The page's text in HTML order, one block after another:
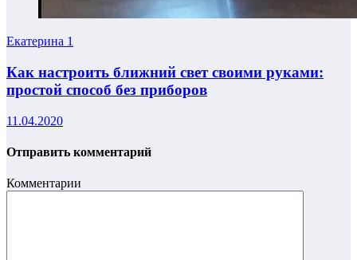
Екатерина 1
Как настроить ближний свет своими руками:
простой способ без приборов
11.04.2020
Отправить комментарий
Комментарии